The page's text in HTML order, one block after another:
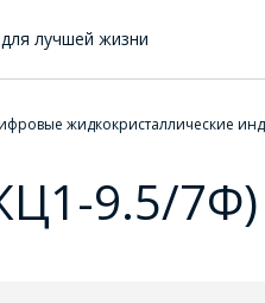
лучшей жизни
жидкокристаллические
9.5/7Ф)